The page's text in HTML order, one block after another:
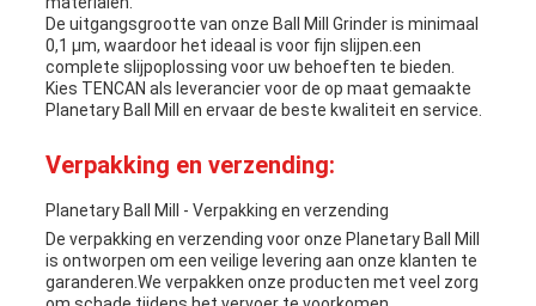
De uitgangsgrootte van onze Ball Mill Grinder is minimaal
0,1 μm, waardoor het ideaal is voor fijn slijpen.een
complete slijpoplossing voor uw behoeften te bieden.
Kies TENCAN als leverancier voor de op maat gemaakte
Planetary Ball Mill en ervaar de beste kwaliteit en service.
Verpakking en verzending:
Planetary Ball Mill - Verpakking en verzending
De verpakking en verzending voor onze Planetary Ball Mill
is ontworpen om een veilige levering aan onze klanten te
garanderen.We verpakken onze producten met veel zorg